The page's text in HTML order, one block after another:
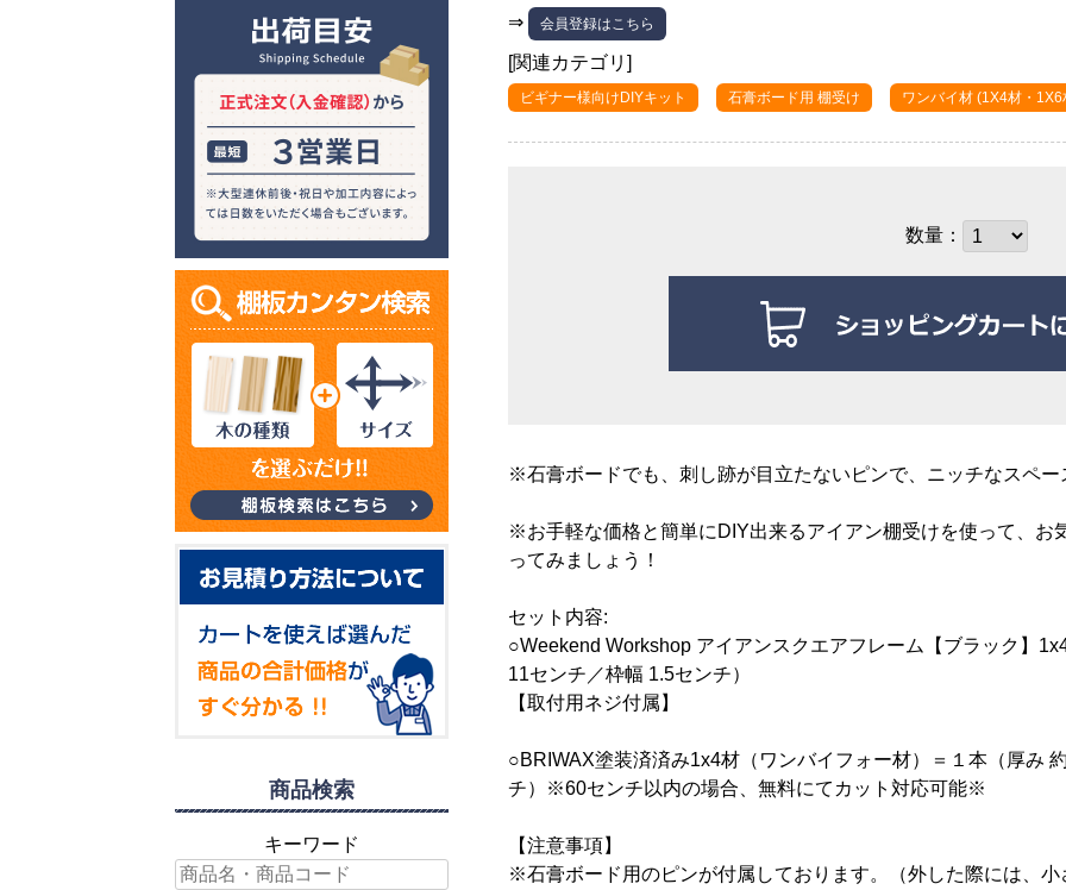
⇒ 会員登録はこちら
[関連カテゴリ]
ビギナー様向けDIYキット 石膏ボード用 棚受け ワンバイ材 (1X4材・1X6
数量：
※石膏ボードでも、刺し跡が目立たないピンで、ニッチなスペ
※お手軽な価格と簡単にDIY出来るアイアン棚受けを使って、お
ってみましょう！
セット内容:
○Weekend Workshop アイアンスクエアフレーム【ブラック】
11センチ／枠幅 1.5センチ）
【取付用ネジ付属】
○BRIWAX塗装済済み1x4材（ワンバイフォー材）＝１本（厚み
チ）※60センチ以内の場合、無料にてカット対応可能※
【注意事項】
※石膏ボード用のピンが付属しております。（外した際には、
商品検索
キーワード